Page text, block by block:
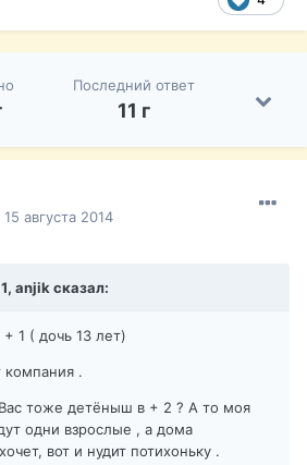
Последний ответ
11 г
15 августа 2014
anjik сказал:
1 ( дочь 13 лет)
компания .
тоже детёныш в + 2 ? А то моя
одни взрослые , а дома
вот и нудит потихоньку .